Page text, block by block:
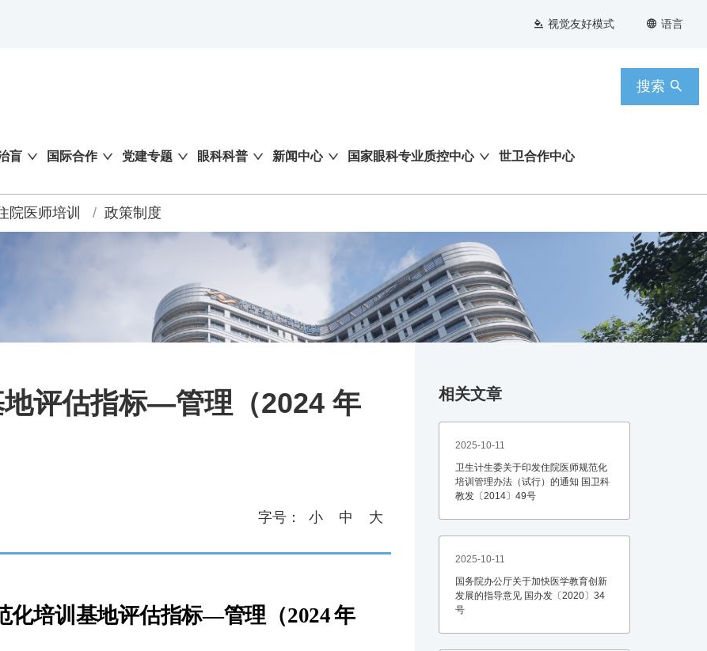
视觉友好模式 语言
搜索
盲 国际合作 党建专题 眼科科普 新闻中心 国家眼科专业质控中心 世卫合作中心
院医师培训 / 政策制度
评估指标—管理（2024 年
字号： 小 中 大
化培训基地评估指标—管理（2024年
相关文章
2025-10-11
卫生计生委关于印发住院医师规范化
培训管理办法（试行）的通知 国卫科
教发〔2014〕49号
2025-10-11
国务院办公厅关于加快医学教育创新
发展的指导意见 国办发〔2020〕34
号